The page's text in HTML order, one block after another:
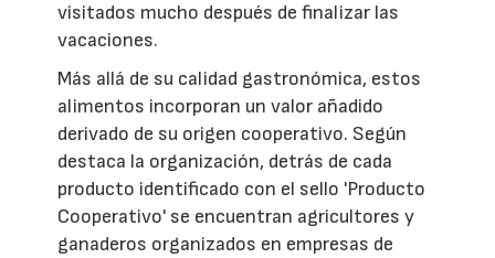
visitados mucho después de finalizar las
vacaciones.
Más allá de su calidad gastronómica, estos
alimentos incorporan un valor añadido
derivado de su origen cooperativo. Según
destaca la organización, detrás de cada
producto identificado con el sello 'Producto
Cooperativo' se encuentran agricultores y
ganaderos organizados en empresas de